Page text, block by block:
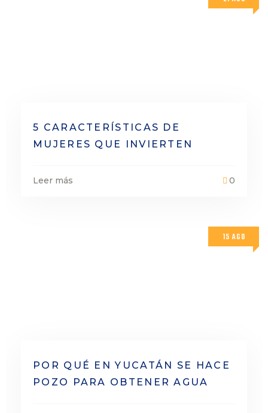
5 CARACTERÍSTICAS DE
MUJERES QUE INVIERTEN
Leer más 0
15 AGO
POR QUÉ EN YUCATÁN SE HACE
POZO PARA OBTENER AGUA